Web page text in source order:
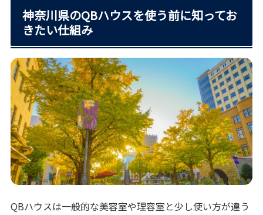
神奈川県のQBハウスを使う前に知ってお
きたい仕組み
QBハウスは一般的な美容室や理容室と少し使い方が違う